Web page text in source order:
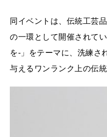
同イベントは、伝統工芸
の一環として開催されて
を-」をテーマに、洗練さ
与えるワンランク上の伝